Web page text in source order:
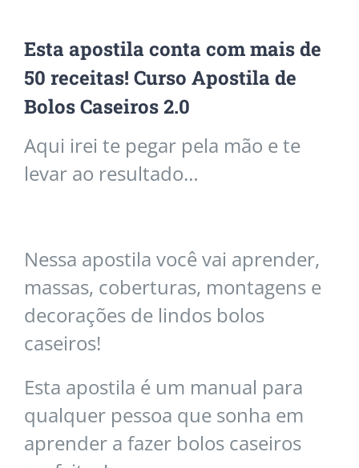
Esta apostila conta com mais de
50 receitas! Curso Apostila de
Bolos Caseiros 2.0
Aqui irei te pegar pela mão e te
levar ao resultado…
Nessa apostila você vai aprender,
massas, coberturas, montagens e
decorações de lindos bolos
caseiros!
Esta apostila é um manual para
qualquer pessoa que sonha em
aprender a fazer bolos caseiros